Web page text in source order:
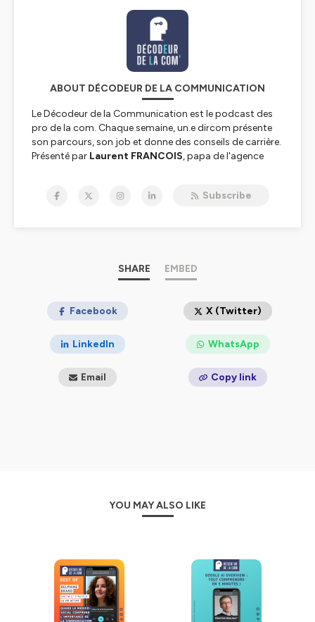
ABOUT DÉCODEUR DE LA COMMUNICATION
Le Décodeur de la Communication est le podcast des
pro de la com. Chaque semaine, un.e dircom présente
son parcours, son job et donne des conseils de carrière.
Présenté par Laurent FRANCOIS, papa de l'agence
Hébergé par Ausha. Visitezausha.co/politique-de-
Subscribe
SHARE EMBED
Facebook X (Twitter)
LinkedIn WhatsApp
Email Copy link
YOU MAY ALSO LIKE